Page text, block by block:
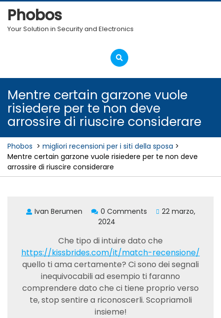
Skip
content
Phobos
Your Solution in Security and Electronics
Open
Menu
Mentre certain garzone vuole
risiedere per te non deve
arrossire di riuscire considerare
Phobos > migliori recensioni per i siti della sposa >
Mentre certain garzone vuole risiedere per te non deve
arrossire di riuscire considerare
Ivan Berumen 0 Comments
22 marzo,
2024
Che tipo di intuire dato che
https://kissbrides.com/it/match-recensione/
quello ti ama certamente? Ci sono dei segnali
inequivocabili ad esempio ti faranno
comprendere dato che ci tiene proprio verso
te, stop sentire a riconoscerli. Scopriamoli
insieme!